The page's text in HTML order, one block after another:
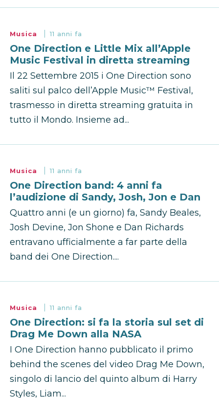
Musica 11 anni fa
One Direction e Little Mix all’Apple
Music Festival in diretta streaming
Il 22 Settembre 2015 i One Direction sono
saliti sul palco dell’Apple Music™ Festival,
trasmesso in diretta streaming gratuita in
tutto il Mondo. Insieme ad...
Musica 11 anni fa
One Direction band: 4 anni fa
l’audizione di Sandy, Josh, Jon e Dan
Quattro anni (e un giorno) fa, Sandy Beales,
Josh Devine, Jon Shone e Dan Richards
entravano ufficialmente a far parte della
band dei One Direction....
Musica 11 anni fa
One Direction: si fa la storia sul set di
Drag Me Down alla NASA
I One Direction hanno pubblicato il primo
behind the scenes del video Drag Me Down,
singolo di lancio del quinto album di Harry
Styles, Liam...